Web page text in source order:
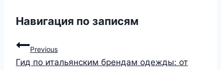
Навигация по записям
Previous
Гид по итальянским брендам одежды: от